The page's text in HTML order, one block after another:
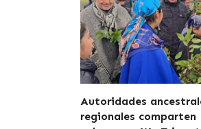
Autoridades
regionales comparten